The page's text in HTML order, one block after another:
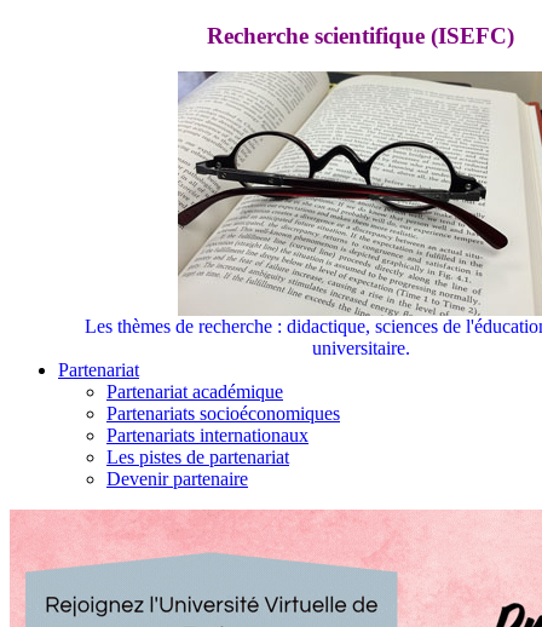
Recherche scientifique (ISEFC)
Les thèmes de recherche : didactique, sciences de
universitaire.
Partenariat
Partenariat académique
Partenariats socioéconomiques
Partenariats internationaux
Les pistes de partenariat
Devenir partenaire